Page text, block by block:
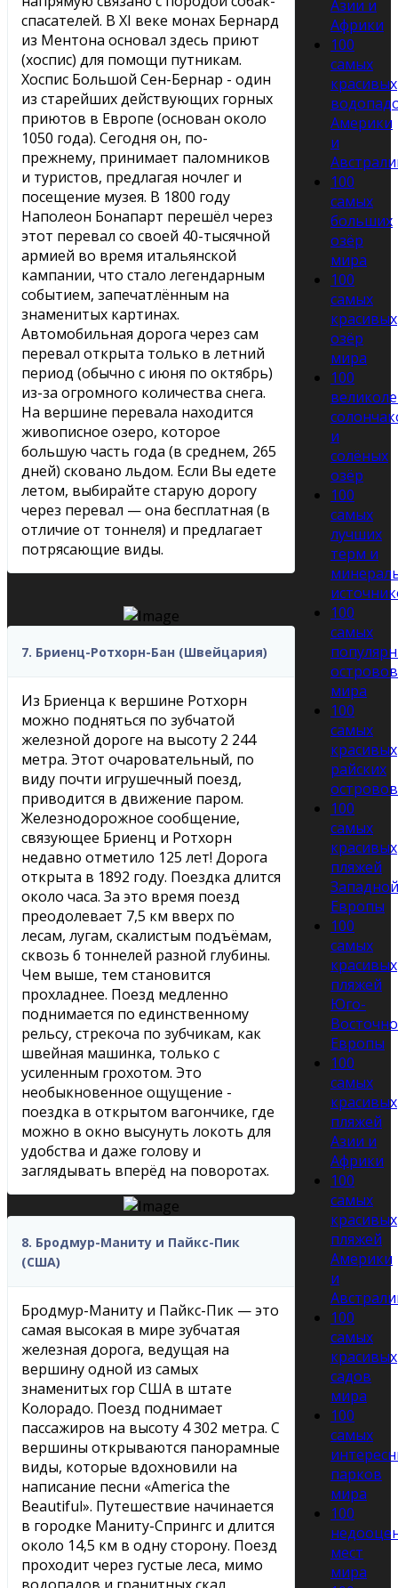
спасателей. В XI веке монах Бернард
из Ментона основал здесь приют
(хоспис) для помощи путникам.
Хоспис Большой Сен-Бернар - один
из старейших действующих горных
приютов в Европе (основан около
1050 года). Сегодня он, по-
прежнему, принимает паломников
и туристов, предлагая ночлег и
посещение музея. В 1800 году
Наполеон Бонапарт перешёл через
этот перевал со своей 40-тысячной
армией во время итальянской
кампании, что стало легендарным
событием, запечатлённым на
знаменитых картинах.
Автомобильная дорога через сам
перевал открыта только в летний
период (обычно с июня по октябрь)
из-за огромного количества снега.
На вершине перевала находится
живописное озеро, которое
большую часть года (в среднем, 265
дней) сковано льдом. Если Вы едете
летом, выбирайте старую дорогу
через перевал — она бесплатная (в
отличие от тоннеля) и предлагает
потрясающие виды.
7. Бриенц-Ротхорн-Бан (Швейцария)
Из Бриенца к вершине Ротхорн
можно подняться по зубчатой
железной дороге на высоту 2 244
метра. Этот очаровательный, по
виду почти игрушечный поезд,
приводится в движение паром.
Железнодорожное сообщение,
связующее Бриенц и Ротхорн
недавно отметило 125 лет! Дорога
открыта в 1892 году. Поездка длится
около часа. За это время поезд
преодолевает 7,5 км вверх по
лесам, лугам, скалистым подъёмам,
сквозь 6 тоннелей разной глубины.
Чем выше, тем становится
прохладнее. Поезд медленно
поднимается по единственному
рельсу, стрекоча по зубчикам, как
швейная машинка, только с
усиленным грохотом. Это
необыкновенное ощущение -
поездка в открытом вагончике, где
можно в окно высунуть локоть для
удобства и даже голову и
заглядывать вперёд на поворотах.
8. Бродмур-Маниту и Пайкс-Пик
(США)
Бродмур-Маниту и Пайкс-Пик — это
самая высокая в мире зубчатая
железная дорога, ведущая на
вершину одной из самых
знаменитых гор США в штате
Колорадо. Поезд поднимает
пассажиров на высоту 4 302 метра. С
вершины открываются панорамные
виды, которые вдохновили на
написание песни «America the
Beautiful». Путешествие начинается
в городке Маниту-Спрингс и длится
около 14,5 км в одну сторону. Поезд
проходит через густые леса, мимо
Азии и
Африки
100
самых
красивых
Америки
и
100
самых
больших
озёр
мира
100
самых
красивых
озёр
мира
100
и
солёных
озёр
100
самых
лучших
терм и
100
самых
островов
мира
100
самых
красивых
райских
островов
100
самых
красивых
пляжей
Западной
Европы
100
самых
красивых
пляжей
Юго-
Европы
100
самых
красивых
пляжей
Азии и
Африки
100
самых
красивых
пляжей
Америки
и
100
самых
красивых
садов
мира
100
самых
парков
мира
100
мест
мира